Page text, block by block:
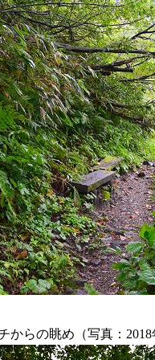
からの眺め（写真：2018